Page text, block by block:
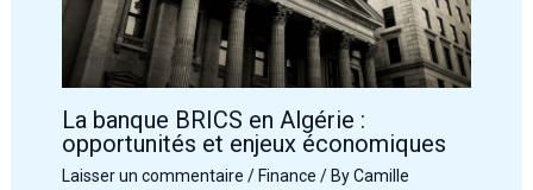
La banque BRICS en Algérie :
opportunités et enjeux économiques
Laisser un commentaire / Finance / ByCamille